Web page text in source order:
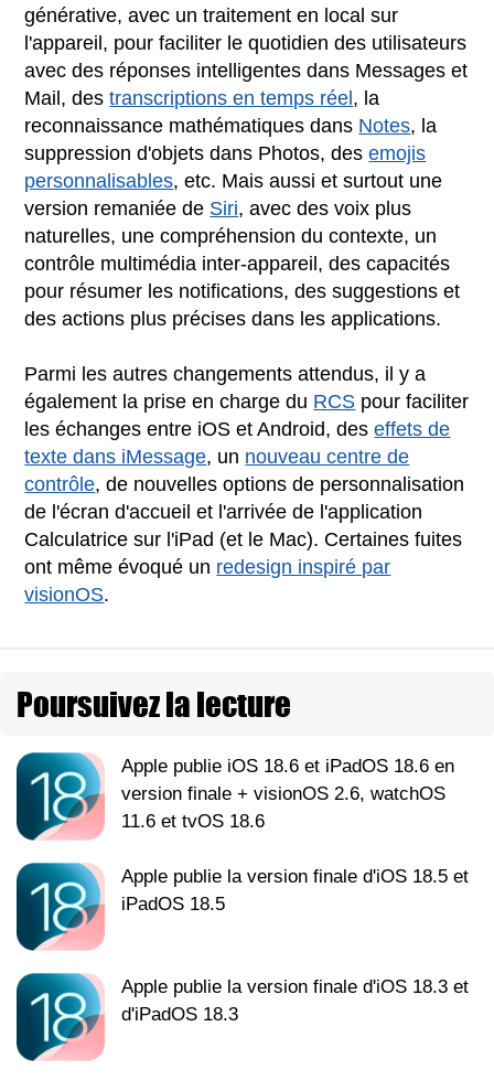
générative, avec un traitement en local sur
l'appareil, pour faciliter le quotidien des utilisateurs
avec des réponses intelligentes dans Messages et
Mail, destranscriptions en temps réel, la
reconnaissance mathématiques dans Notes, la
suppression d'objets dans Photos, desemojis
personnalisables, etc. Mais aussi et surtout une
version remaniée de Siri, avec des voix plus
naturelles, une compréhension du contexte, un
contrôle multimédia inter-appareil, des capacités
pour résumer les notifications, des suggestions et
des actions plus précises dans les applications.
Parmi les autres changements attendus, il y a
également la prise en charge du RCS pour faciliter
les échanges entre iOS et Android, deseffets de
texte dans iMessage, un nouveau centre de
contrôle, de nouvelles options de personnalisation
de l'écran d'accueil et l'arrivée de l'application
Calculatrice sur l'iPad (et le Mac). Certaines fuites
ont même évoqué un redesign inspiré par
visionOS.
Poursuivez la lecture
Apple publie iOS 18.6 et iPadOS 18.6 en
version finale + visionOS 2.6, watchOS
11.6 et tvOS 18.6
Apple publie la version finale d'iOS 18.5 et
iPadOS 18.5
Apple publie la version finale d'iOS 18.3 et
d'iPadOS 18.3